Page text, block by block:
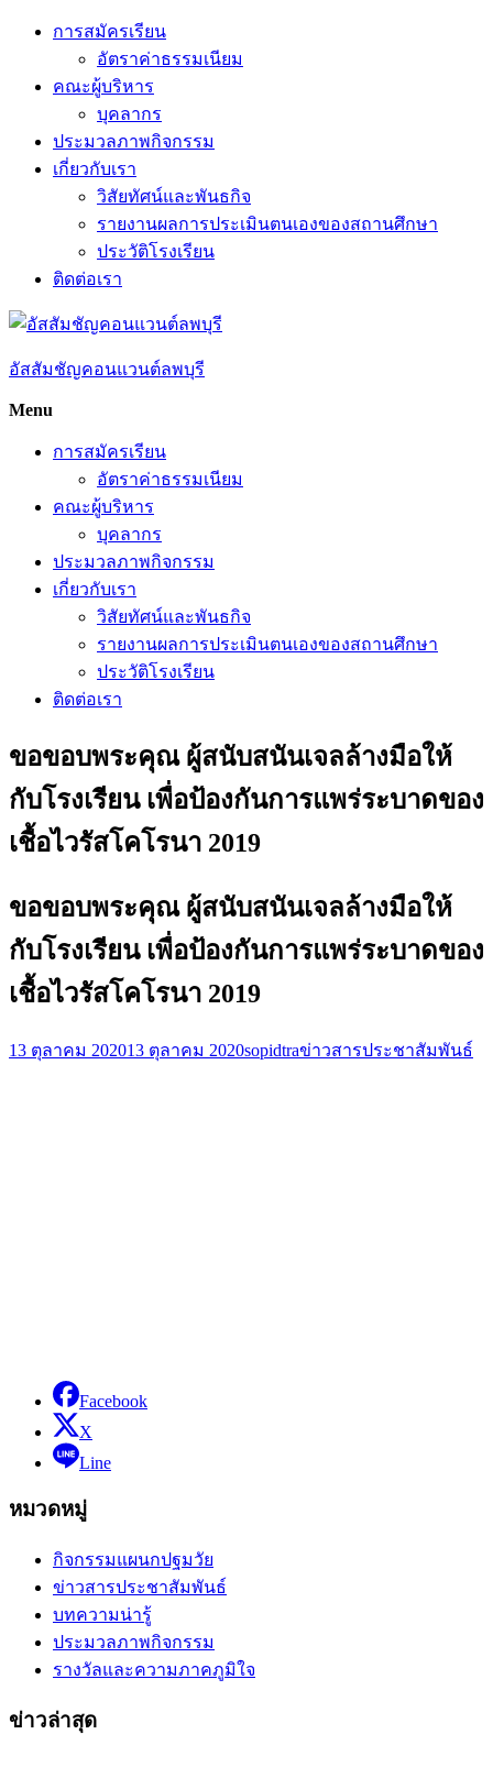
Skip
การสมัครเรียน
อัตราค่าธรรมเนียม
คณะผู้บริหาร
บุคลากร
ประมวลภาพกิจกรรม
เกี่ยวกับเรา
วิสัยทัศน์และพันธกิจ
รายงานผลการประเมินตนเองของสถานศึกษา
ประวัติโรงเรียน
ติดต่อเรา
อัสสัมชัญคอนแวนต์ลพบุรี
Menu
การสมัครเรียน
อัตราค่าธรรมเนียม
คณะผู้บริหาร
บุคลากร
ประมวลภาพกิจกรรม
เกี่ยวกับเรา
วิสัยทัศน์และพันธกิจ
รายงานผลการประเมินตนเองของสถานศึกษา
ประวัติโรงเรียน
ติดต่อเรา
ขอขอบพระคุณ ผู้สนับสนันเจลล้างมือให้
กับโรงเรียน เพื่อป้องกันการแพร่ระบาดของ
เชื้อไวรัสโคโรนา 2019
ขอขอบพระคุณ ผู้สนับสนันเจลล้างมือให้
กับโรงเรียน เพื่อป้องกันการแพร่ระบาดของ
เชื้อไวรัสโคโรนา 2019
13 ตุลาคม 202013 ตุลาคม 2020sopidtraข่าวสารประชาสัมพันธ์
Facebook
X
Line
หมวดหมู่
กิจกรรมแผนกปฐมวัย
ข่าวสารประชาสัมพันธ์
บทความน่ารู้
ประมวลภาพกิจกรรม
รางวัลและความภาคภูมิใจ
ข่าวล่าสุด